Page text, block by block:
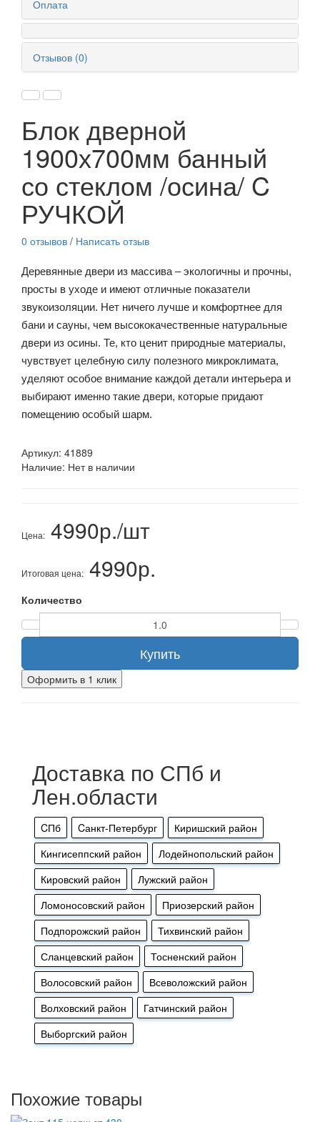
Оплата
Отзывов (0)
Блок дверной
1900х700мм банный
со стеклом /осина/ C
РУЧКОЙ
0 отзывов / Написать отзыв
Деревянные двери из массива – экологичны и прочны,
просты в уходе и имеют отличные показатели
звукоизоляции. Нет ничего лучше и комфортнее для
бани и сауны, чем высококачественные натуральные
двери из осины. Те, кто ценит природные материалы,
чувствует целебную силу полезного микроклимата,
уделяют особое внимание каждой детали интерьера и
выбирают именно такие двери, которые придают
помещению особый шарм.
Артикул: 41889
Наличие: Нет в наличии
Цена: 4990р./шт
Итоговая цена: 4990р.
Количество
Купить
Оформить в 1 клик
Доставка по СПб и
Лен.области
CПб Cанкт-Петербург
Киришский район
Кингисеппский район
Лодейнопольский район
Кировский район
Лужский район
Ломоносовский район
Приозерский район
Подпорожский район
Тихвинский район
Сланцевский район
Тосненский район
Волосовский район
Всеволожский район
Волховский район
Гатчинский район
Выборгский район
Похожие товары